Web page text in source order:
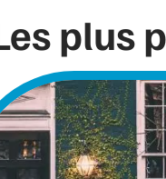
plus